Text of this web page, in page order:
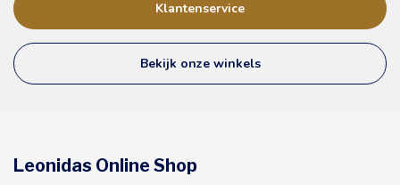
Klantenservice
Bekijk onze winkels
Leonidas Online Shop